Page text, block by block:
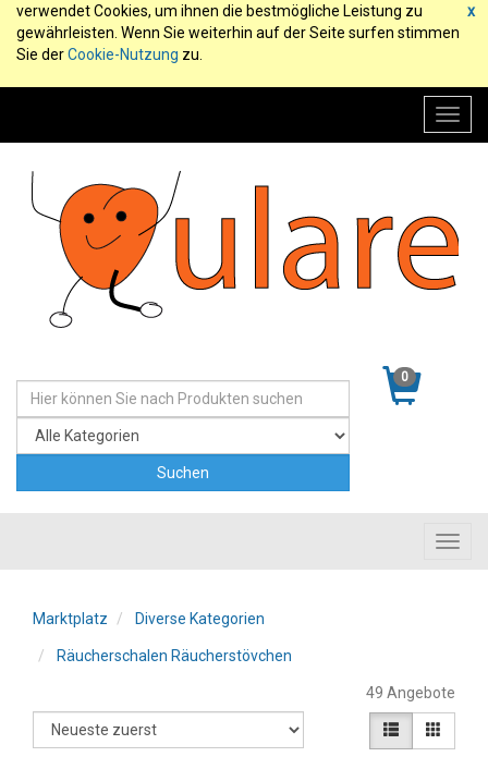
x
verwendet Cookies, um ihnen die bestmögliche Leistung zu
gewährleisten. Wenn Sie weiterhin auf der Seite surfen stimmen
Sie derCookie-Nutzung zu.
0
Marktplatz Diverse Kategorien
Räucherschalen Räucherstövchen
49 Angebote